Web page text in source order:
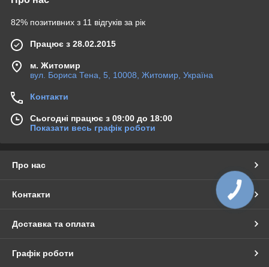
82% позитивних з 11 відгуків за рік
Працює з 28.02.2015
м. Житомир
вул. Бориса Тена, 5, 10008, Житомир, Україна
Контакти
Сьогодні працює з 09:00 до 18:00
Показати весь графік роботи
Про нас
Контакти
Доставка та оплата
Графік роботи
КНОПКА
ЗВ'ЯЗКУ